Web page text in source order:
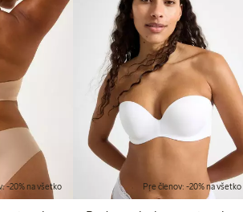
-20% na všetko Pre členov: -20% na všetko